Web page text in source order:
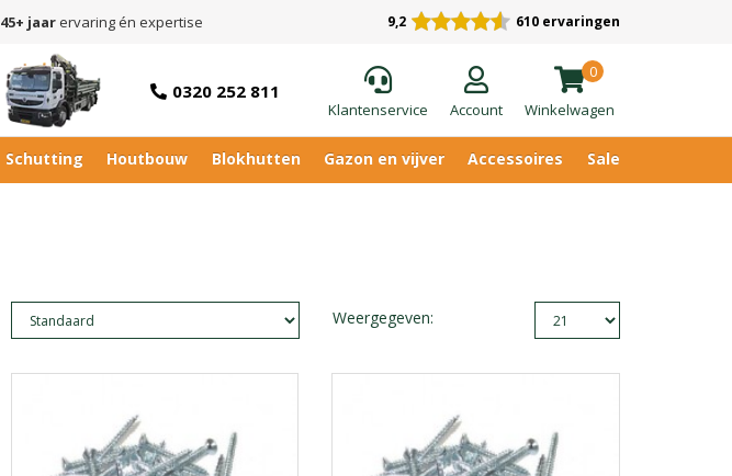
45+ jaar ervaring én expertise 9,2 610 ervaringen
0320 252 811
Klantenservice Account
0
Winkelwagen
Schutting Houtbouw Blokhutten Gazon en vijver Accessoires Sale
Weergegeven: